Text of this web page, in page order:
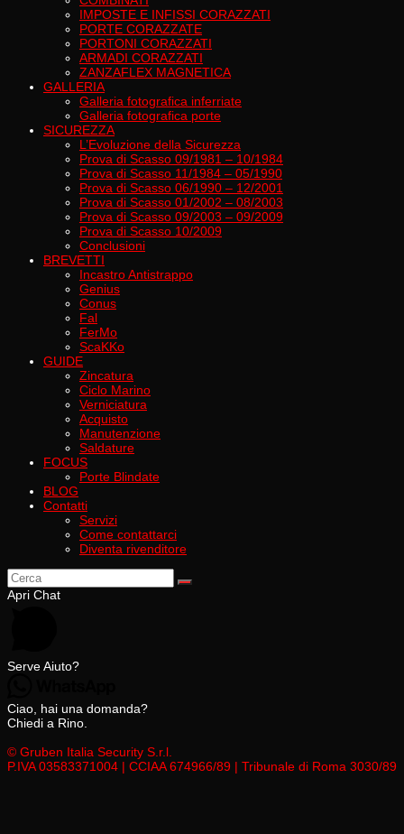
IMPOSTE E INFISSI CORAZZATI
PORTE CORAZZATE
PORTONI CORAZZATI
ARMADI CORAZZATI
ZANZAFLEX MAGNETICA
GALLERIA
Galleria fotografica inferriate
Galleria fotografica porte
SICUREZZA
L’Evoluzione della Sicurezza
Prova di Scasso 09/1981 – 10/1984
Prova di Scasso 11/1984 – 05/1990
Prova di Scasso 06/1990 – 12/2001
Prova di Scasso 01/2002 – 08/2003
Prova di Scasso 09/2003 – 09/2009
Prova di Scasso 10/2009
Conclusioni
BREVETTI
Incastro Antistrappo
Genius
Conus
Fal
FerMo
ScaKKo
GUIDE
Zincatura
Ciclo Marino
Verniciatura
Acquisto
Manutenzione
Saldature
FOCUS
Porte Blindate
BLOG
Contatti
Servizi
Come contattarci
Diventa rivenditore
Apri Chat
Serve Aiuto?
Ciao, hai una domanda?
Chiedi a Rino.
© Gruben Italia Security S.r.l.
P.IVA 03583371004 | CCIAA 674966/89 | Tribunale di Roma 3030/89